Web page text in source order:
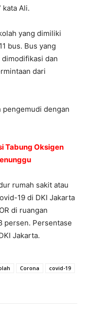
kata Ali.
yang dimiliki
bus. Bus yang
dan
dari
pengemudi dengan
Tabung Oksigen
rumah sakit atau
19 di DKI Jakarta
di ruangan
persen. Persentase
Jakarta.
Corona
covid-19